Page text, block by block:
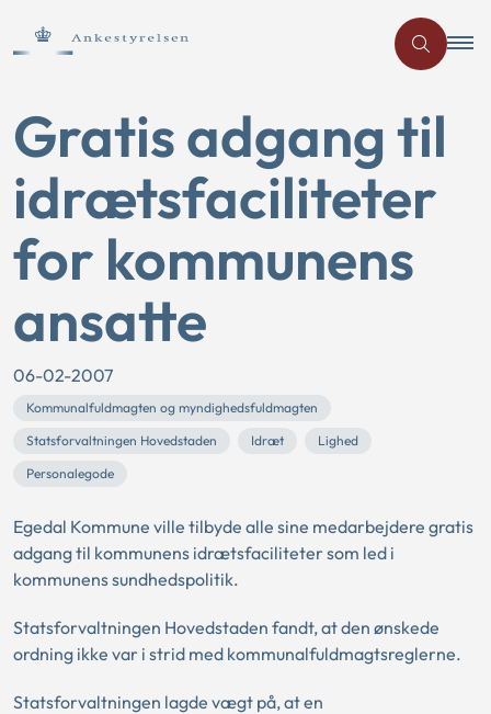
Gratis adgang til
idrætsfaciliteter
for kommunens
ansatte
06-02-2007
Kommunalfuldmagten og myndighedsfuldmagten
Statsforvaltningen Hovedstaden
Idræt
Lighed
Personalegode
Egedal Kommune ville tilbyde alle sine medarbejdere gratis
adgang til kommunens idrætsfaciliteter som led i
kommunens sundhedspolitik.
Statsforvaltningen Hovedstaden fandt, at den ønskede
ordning ikke var i strid med kommunalfuldmagtsreglerne.
Statsforvaltningen lagde vægt på, at en